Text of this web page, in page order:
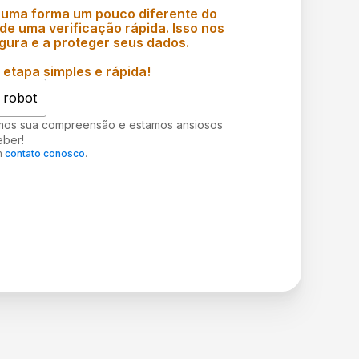
forma um pouco diferente do
uma verificação rápida. Isso nos
e a proteger seus dados.
simples e rápida!
robot
sua compreensão e estamos ansiosos
contato conosco.